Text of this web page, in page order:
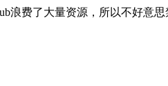
浪费了大量资源，所以不好意